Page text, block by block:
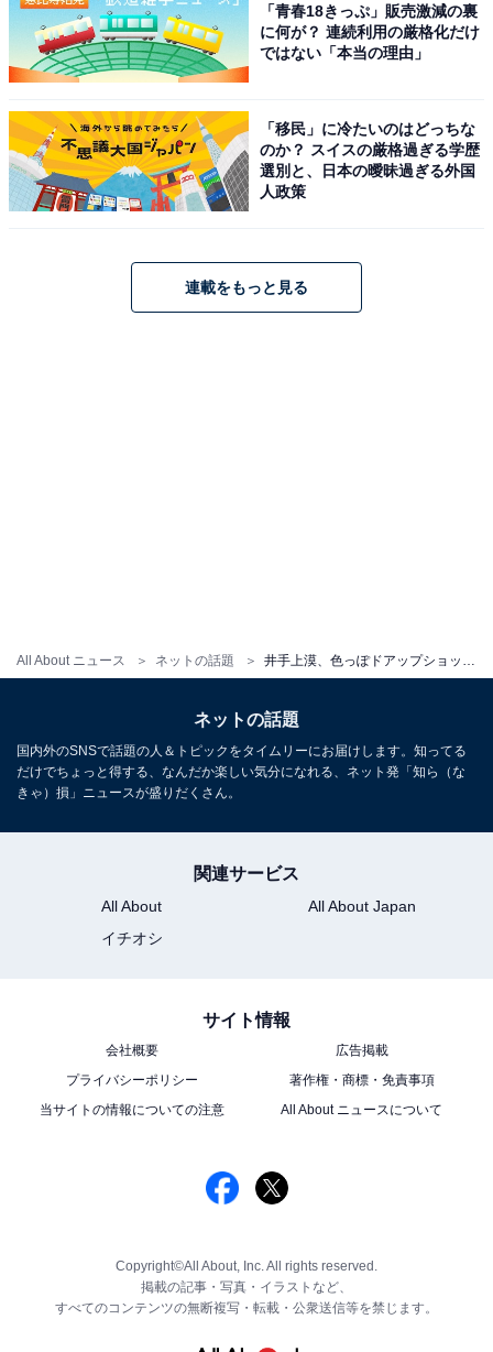
All About ニュース ネットの話題
「青春18きっぷ」販売激減の裏
に何が？ 連続利用の厳格化だけ
ではない「本当の理由」
「移民」に冷たいのはどっちな
のか？ スイスの厳格過ぎる学歴
選別と、日本の曖昧過ぎる外国
人政策
連載をもっと見る
ネットの話題
国内外のSNSで話題の人＆トピックをタイムリーにお届けします。知ってる
だけでちょっと得する、なんだか楽しい気分になれる、ネット発「知ら（な
きゃ）損」ニュースが盛りだくさん。
関連サービス
All About
All About Japan
イチオシ
サイト情報
会社概要
広告掲載
プライバシーポリシー
著作権・商標・免責事項
当サイトの情報についての注意
All About ニュースについて
Copyright©All About, Inc. All rights reserved.
掲載の記事・写真・イラストなど、
すべてのコンテンツの無断複写・転載・公衆送信等を禁じます。